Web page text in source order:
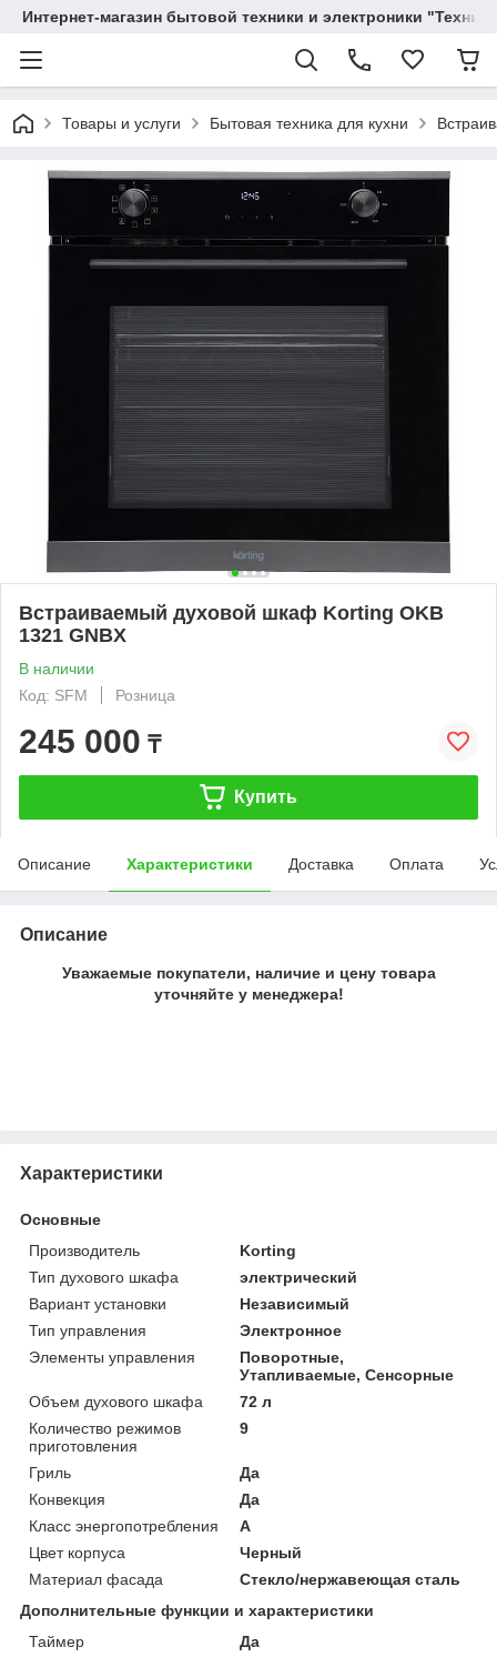
Интернет-магазин бытовой техники и электроники
Товары и услуги Бытовая техника для кухни
Встраиваемый духовой шкаф Korting OKB
1321 GNBX
В наличии
Код: SFM
Розница
245 000 ₸
Купить
Описание Характеристики Доставка Оплата
Описание
Уважаемые покупатели, наличие и цену товара
уточняйте у менеджера!
Характеристики
Основные
Производитель
Korting
Тип духового шкафа
электрический
Вариант установки
Независимый
Тип управления
Электронное
Элементы управления
Поворотные,
Утапливаемые, Сенсорные
Объем духового шкафа
72 л
Количество режимов
приготовления
9
Гриль
Да
Конвекция
Да
Класс энергопотребления
A
Цвет корпуса
Черный
Материал фасада
Стекло/нержавеющая сталь
Дополнительные функции и характеристики
Таймер
Да